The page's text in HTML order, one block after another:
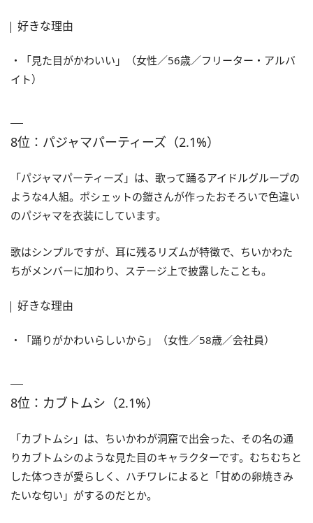
好きな理由
・「見た目がかわいい」（女性／56歳／フリーター・アルバ
イト）
8位：パジャマパーティーズ（2.1%）
「パジャマパーティーズ」は、歌って踊るアイドルグループの
ような4人組。ポシェットの鎧さんが作ったおそろいで色違い
のパジャマを衣装にしています。
歌はシンプルですが、耳に残るリズムが特徴で、ちいかわた
ちがメンバーに加わり、ステージ上で披露したことも。
好きな理由
・「踊りがかわいらしいから」（女性／58歳／会社員）
8位：カブトムシ（2.1%）
「カブトムシ」は、ちいかわが洞窟で出会った、その名の通
りカブトムシのような見た目のキャラクターです。むちむちと
した体つきが愛らしく、ハチワレによると「甘めの卵焼きみ
たいな匂い」がするのだとか。